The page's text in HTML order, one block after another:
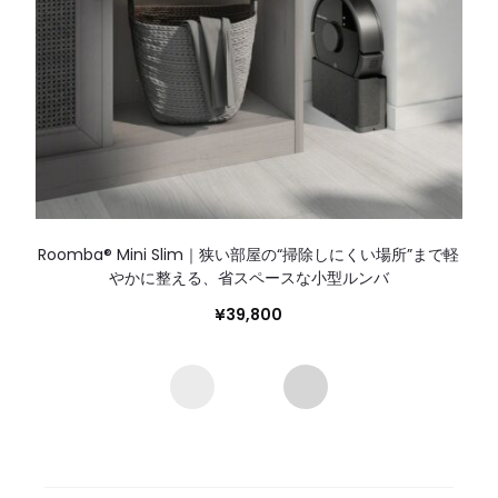
Roomba® Mini Slim｜狭い部屋の“掃除しにくい場所”まで軽
やかに整える、省スペースな小型ルンバ
¥39,800